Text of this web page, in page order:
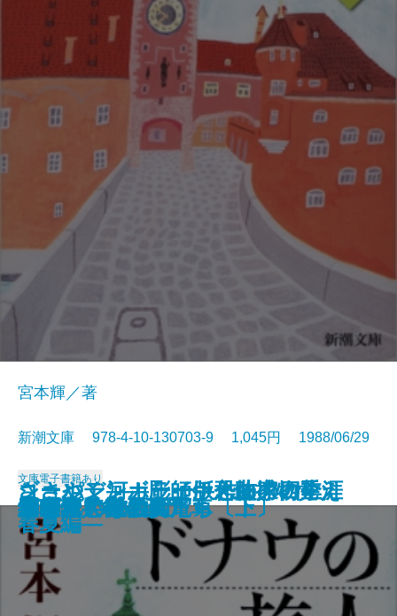
新編 風の又三郎
あばれ狼
脱出
むかしの味
ガープの世界〔上〕
ガープの世界〔下〕
ささやく河―彫師伊之助捕物覚え
―
生きている源八
ショパン―カラー版作曲家の生涯
―
ドナウの旅人〔上〕
宮本輝／著
新潮文庫 978-4-10-130703-9 1,045円 1988/06/29
文庫電子書籍あり
ドナウの旅人〔下〕
雪の花
編笠十兵衛〔上〕
編笠十兵衛〔下〕
欲望という名の電車
ガラスの動物園
ゴールデンボーイ―恐怖の四季
春夏編―
日本語 表と裏
千利休とその妻たち〔上〕
千利休とその妻たち〔下〕